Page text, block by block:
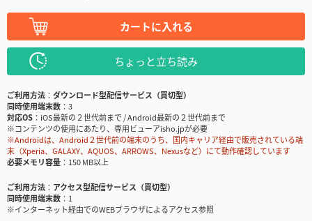
カートに入れる
ちょっと立ち読み
ご利用方法
ダウンロード型配信サービス（買切型）
同時使用端末数
3
対応OS
iOS最新の２世代前まで / Android最新の２世代前まで
※コンテンツの使用にあたり、専用ビューアisho.jpが必要
※Androidは、Android２世代前の端末のうち、国内キャリア経由で販売されている端
末（Xperia、GALAXY、AQUOS、ARROWS、Nexusなど）にて動作確認しています
必要メモリ容量
150 MB以上
ご利用方法
アクセス型配信サービス（買切型）
同時使用端末数
1
※インターネット経由でのWEBブラウザによるアクセス参照